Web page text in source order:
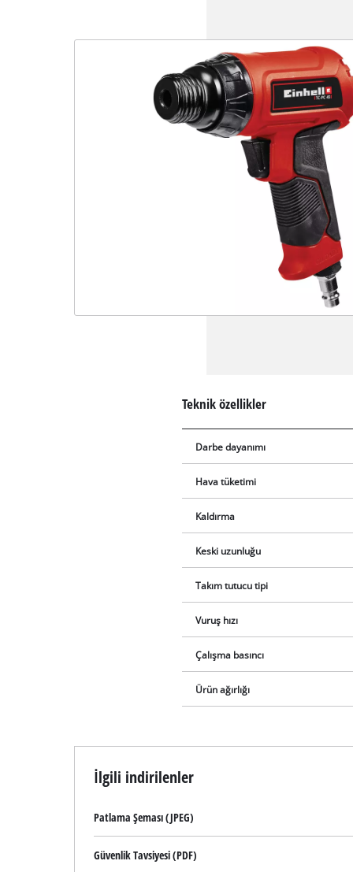
Teknik özellikler
Darbe dayanımı
Hava tüketimi
Kaldırma
Keski uzunluğu
Takım tutucu tipi
Vuruş hızı
Çalışma basıncı
Ürün ağırlığı
İlgili indirilenler
Patlama Şeması (JPEG)
Güvenlik Tavsiyesi (PDF)